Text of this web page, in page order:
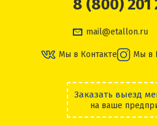
8 (800) 201
mail@etallon.ru
Мы в Контакте Мы в
Заказать выезд
на ваше